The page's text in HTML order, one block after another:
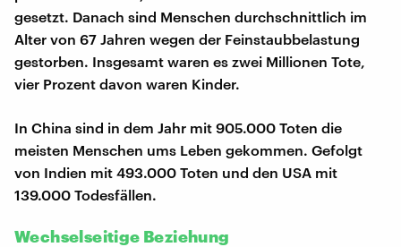
gesetzt. Danach sind Menschen durchschnittlich im
Alter von 67 Jahren wegen der Feinstaubbelastung
gestorben. Insgesamt waren es zwei Millionen Tote,
vier Prozent davon waren Kinder.
In China sind in dem Jahr mit 905.000 Toten die
meisten Menschen ums Leben gekommen. Gefolgt
von Indien mit 493.000 Toten und den USA mit
139.000 Todesfällen.
Wechselseitige Beziehung